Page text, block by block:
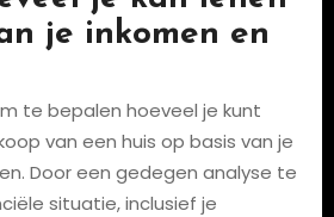
je inkomen en
te bepalen hoeveel je kunt
van een huis op basis van je
Door een gedegen analyse te
situatie, inclusief je